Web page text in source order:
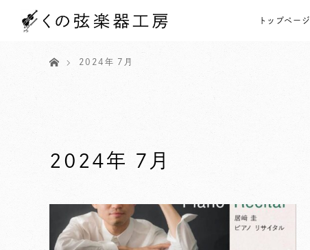
トップページ
2024年 7月
2024年 7月